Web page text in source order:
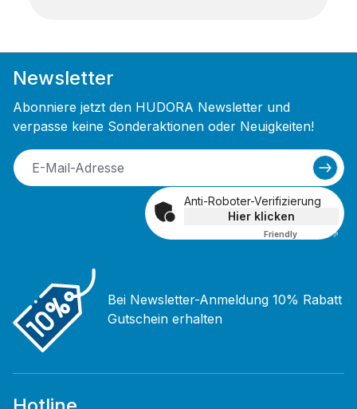
Newsletter
Abonniere jetzt den HUDORA Newsletter und
verpasse keine Sonderaktionen oder Neuigkeiten!
Anti-Roboter-Verifizierung
Hier klicken
Friendly Captcha ⇗
Bei Newsletter-Anmeldung 10% Rabatt
Gutschein erhalten